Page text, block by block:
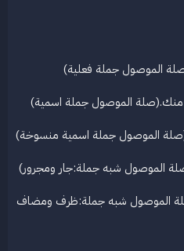
الموصول شبه جملة:ظرف ومضاف